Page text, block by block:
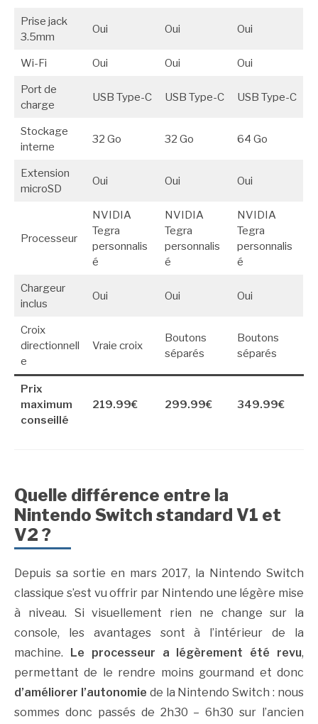
Prise jack
3.5mm
Oui Oui Oui
Wi-Fi Oui Oui Oui
Port de
charge
USB Type-C USB Type-C USB Type-C
Stockage
interne
32 Go 32 Go 64 Go
Extension
microSD
Oui Oui Oui
Processeur
NVIDIA
Tegra
personnalis
é
NVIDIA
Tegra
personnalis
é
NVIDIA
Tegra
personnalis
é
Chargeur
inclus
Oui Oui Oui
Croix
directionnell
e
Vraie croix
Boutons
séparés
Boutons
séparés
Prix
maximum
conseillé
219.99€ 299.99€ 349.99€
Quelle différence entre la
Nintendo Switch standard V1 et
V2 ?
Depuis sa sortie en mars 2017, la Nintendo Switch
classique s’est vu offrir par Nintendo une légère mise
à niveau. Si visuellement rien ne change sur la
console, les avantages sont à l’intérieur de la
machine. Le processeur a légèrement été revu,
permettant de le rendre moins gourmand et donc
d’améliorer l’autonomie de la Nintendo Switch : nous
sommes donc passés de 2h30 – 6h30 sur l’ancien